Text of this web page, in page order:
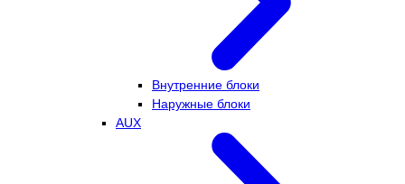
Внутренние блоки
Наружные блоки
AUX